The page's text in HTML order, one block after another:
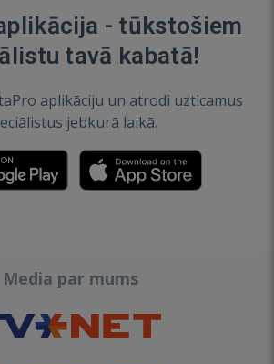
- tūkstošiem
tavā kabatā!
aplikāciju un atrodi uzticamus
jebkurā laikā.
Media par mums